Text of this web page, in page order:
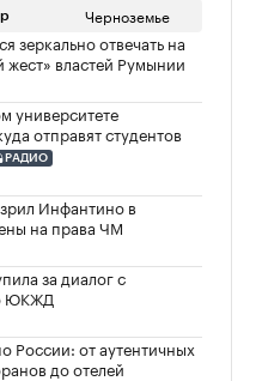
Черноземье
зеркально отвечать на
жест» властей Румынии
университете
отправят студентов
РАДИО
Инфантино в
на права ЧМ
за диалог с
ЮКЖД
России: от аутентичных
до отелей